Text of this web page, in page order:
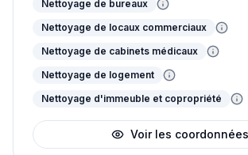
Nettoyage de bureaux
Nettoyage de locaux commerciaux
Nettoyage de cabinets médicaux
Nettoyage de logement
Nettoyage d'immeuble et copropriété
Voir les coordonnées